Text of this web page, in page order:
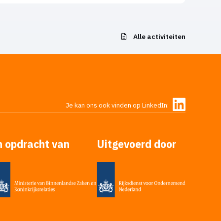
Alle activiteiten
Je kan ons ook vinden op LinkedIn:
opdracht van Uitgevoerd door